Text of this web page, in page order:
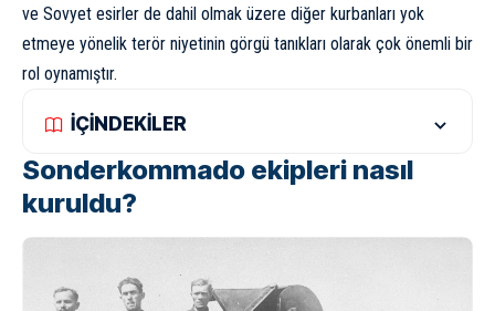
ve Sovyet esirler de dahil olmak üzere diğer kurbanları yok
etmeye yönelik terör niyetinin görgü tanıkları olarak çok önemli bir
rol oynamıştır.
İÇİNDEKİLER
Sonderkommado ekipleri nasıl
kuruldu?